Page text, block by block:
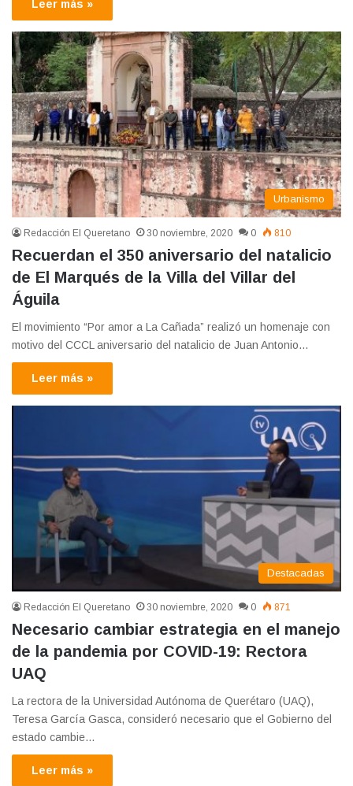
Leer más »
Urbanismo
Redacción El Queretano 30 noviembre, 2020 0 810
Recuerdan el 350 aniversario del natalicio
de El Marqués de la Villa del Villar del
Águila
El movimiento “Por amor a La Cañada” realizó un homenaje con
motivo del CCCL aniversario del natalicio de Juan Antonio…
Leer más »
Destacadas
Redacción El Queretano 30 noviembre, 2020 0 871
Necesario cambiar estrategia en el manejo
de la pandemia por COVID-19: Rectora
UAQ
La rectora de la Universidad Autónoma de Querétaro (UAQ),
Teresa García Gasca, consideró necesario que el Gobierno del
estado cambie…
Leer más »